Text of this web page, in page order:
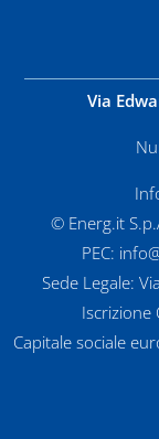
Via
© Energ.it
PEC:
Sede Legale:
Iscrizione
Capitale sociale